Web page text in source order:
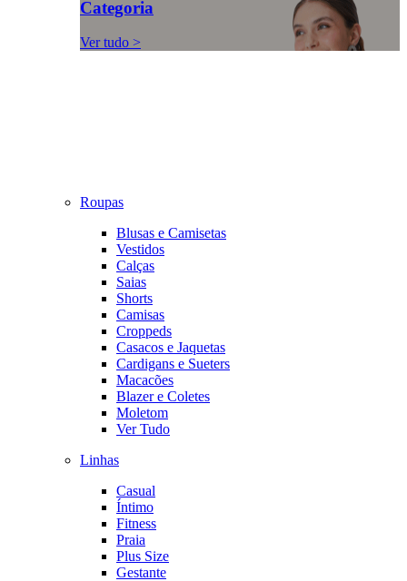
Categoria
Ver tudo >
Roupas
Blusas e Camisetas
Vestidos
Calças
Saias
Shorts
Camisas
Croppeds
Casacos e Jaquetas
Cardigans e Sueters
Macacões
Blazer e Coletes
Moletom
Ver Tudo
Linhas
Casual
Íntimo
Fitness
Praia
Plus Size
Gestante